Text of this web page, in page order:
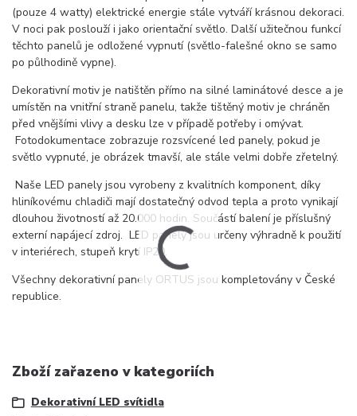
(pouze 4 watty) elektrické energie stále vytváří krásnou dekoraci.
V noci pak poslouží i jako orientační světlo. Další užitečnou funkcí
těchto panelů je odložené vypnutí (světlo-falešné okno se samo
po půlhodině vypne).
Dekorativní motiv je natištěn přímo na silné laminátové desce a je
umístěn na vnitřní straně panelu, takže tištěný motiv je chráněn
před vnějšími vlivy a desku lze v případě potřeby i omývat.
Fotodokumentace zobrazuje rozsvícené led panely, pokud je
světlo vypnuté, je obrázek tmavší, ale stále velmi dobře zřetelný.
Naše LED panely jsou vyrobeny z kvalitních komponent, díky
hliníkovému chladiči mají dostatečný odvod tepla a proto vynikají
dlouhou životností až 20.000 hodin. Součástí balení je příslušný
externí napájecí zdroj. LED panely jsou určeny výhradně k použití
v interiérech, stupeň krytí IP20.
Všechny dekorativní panely ORTUS jsou kompletovány v České
republice.
Zboží zařazeno v kategoriích
Dekorativní LED svítidla